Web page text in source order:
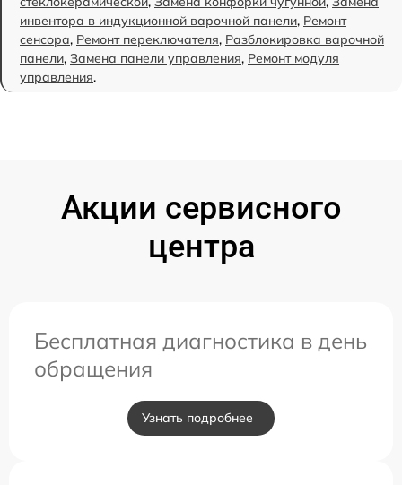
инвентора в индукционной варочной панели, Ремонт
сенсора, Ремонт переключателя, Разблокировка варочной
панели, Замена панели управления, Ремонт модуля
управления.
Акции сервисного
центра
Бесплатная диагностика в день
обращения
Узнать подробнее